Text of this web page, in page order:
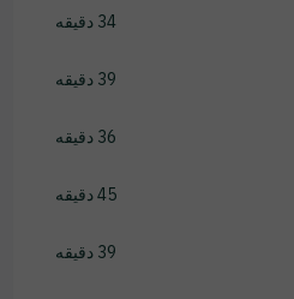
34 دقیقه
39 دقیقه
36 دقیقه
45 دقیقه
39 دقیقه